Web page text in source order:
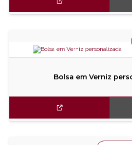
Bolsa em Verniz